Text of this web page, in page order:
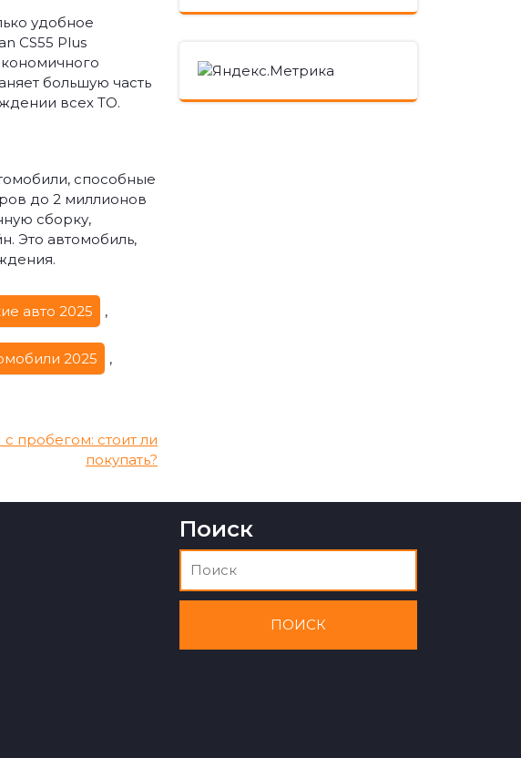
удобное
CS55 Plus
большую часть
всех ТО.
способные
до 2 миллионов
сборку,
Это автомобиль,
авто 2025 ,
2025 ,
с пробегом: стоит ли
покупать?
Поиск